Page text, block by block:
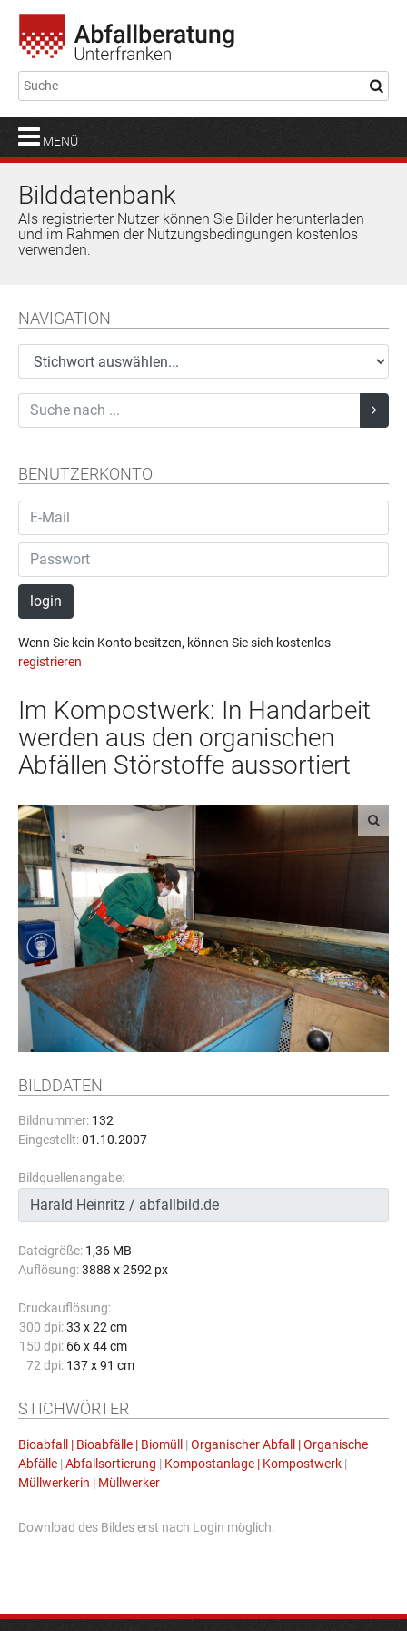
MENÜ
Bilddatenbank
Als registrierter Nutzer können Sie Bilder herunterladen
und im Rahmen der Nutzungsbedingungen kostenlos
verwenden.
NAVIGATION
BENUTZERKONTO
login
Wenn Sie kein Konto besitzen, können Sie sich kostenlos
registrieren
Im Kompostwerk: In Handarbeit
werden aus den organischen
Abfällen Störstoffe aussortiert
BILDDATEN
Bildnummer: 132
Eingestellt:01.10.2007
Bildquellenangabe:
Dateigröße: 1,36 MB
Auflösung:3888 x 2592 px
Druckauflösung:
300 dpi: 33 x 22 cm
150 dpi: 66 x 44 cm
72 dpi: 137 x 91 cm
STICHWÖRTER
Bioabfall | Bioabfälle | Biomüll | Organischer Abfall | Organische
Abfälle | Abfallsortierung | Kompostanlage | Kompostwerk |
Müllwerkerin | Müllwerker
Download des Bildes erst nach Login möglich.